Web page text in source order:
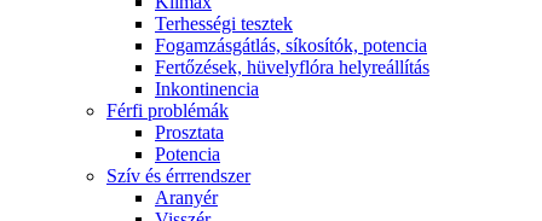
Terhességi tesztek
Fogamzásgátlás, síkosítók, potencia
Fertőzések, hüvelyflóra helyreállítás
Inkontinencia
Férfi problémák
Prosztata
Potencia
Szív és érrrendszer
Aranyér